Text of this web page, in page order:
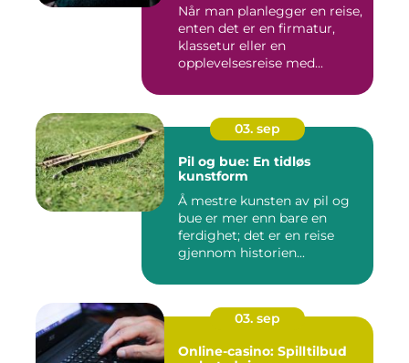
Når man planlegger en reise,
enten det er en firmatur,
klassetur eller en
opplevelsesreise med...
03. sep
Pil og bue: En tidløs
kunstform
Å mestre kunsten av pil og
bue er mer enn bare en
ferdighet; det er en reise
gjennom historien...
03. sep
Online-casino: Spilltilbud